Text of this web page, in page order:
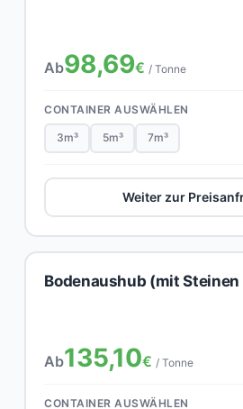
Ab98,69€ / Tonne
CONTAINER AUSWÄHLEN
3m³ 5m³ 7m³
Weiter zur
Bodenaushub (mit Steinen
Ab135,10€ / Tonne
CONTAINER AUSWÄHLEN